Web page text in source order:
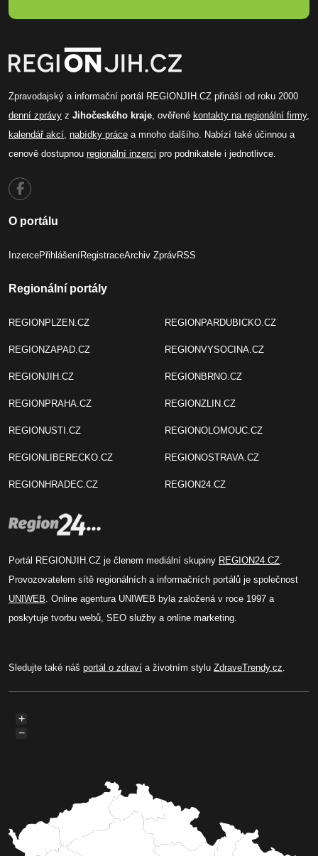
Zpravodajský a informační portál REGIONJIH.CZ přináší od roku 2000
denní zprávy z Jihočeského kraje, ověřené kontakty na regionální firmy,
kalendář akcí, nabídky práce a mnoho dalšího. Nabízí také účinnou a
cenově dostupnou regionální inzerci pro podnikatele i jednotlivce.
O portálu
InzercePřihlášeníRegistraceArchiv ZprávRSS
Regionální portály
REGIONPLZEN.CZ
REGIONZAPAD.CZ
REGIONJIH.CZ
REGIONPRAHA.CZ
REGIONUSTI.CZ
REGIONLIBERECKO.CZ
REGIONHRADEC.CZ
REGIONPARDUBICKO.CZ
REGIONVYSOCINA.CZ
REGIONBRNO.CZ
REGIONZLIN.CZ
REGIONOLOMOUC.CZ
REGIONOSTRAVA.CZ
REGION24.CZ
Portál REGIONJIH.CZ je členem mediální skupiny REGION24.CZ.
Provozovatelem sítě regionálních a informačních portálů je společnost
UNIWEB. Online agentura UNIWEB byla založená v roce 1997 a
poskytuje tvorbu webů, SEO služby a online marketing.
Sledujte také náš portál o zdraví a životním stylu ZdraveTrendy.cz.
+
−